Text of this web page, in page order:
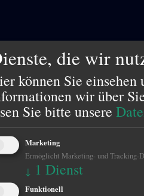
die wir
können Sie einsehen
wir über
Sie bitte unsere
Marketing
Ermöglicht Marketing- und Tracking-
↓ 1 Dienst
Funktionell